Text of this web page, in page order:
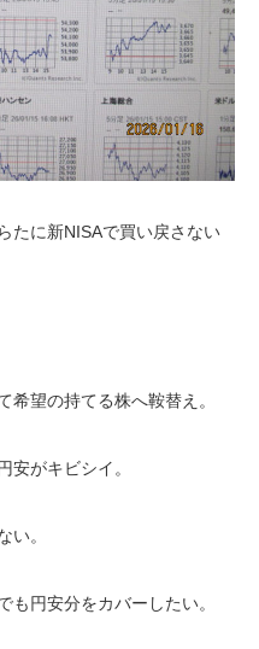
たに新NISAで買い戻さない
希望の持てる株へ鞍替え。
安がキビシイ。
い。
も円安分をカバーしたい。